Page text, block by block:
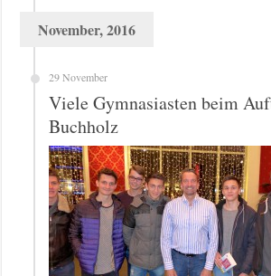
November, 2016
29 November
Viele Gymnasiasten beim
Buchholz